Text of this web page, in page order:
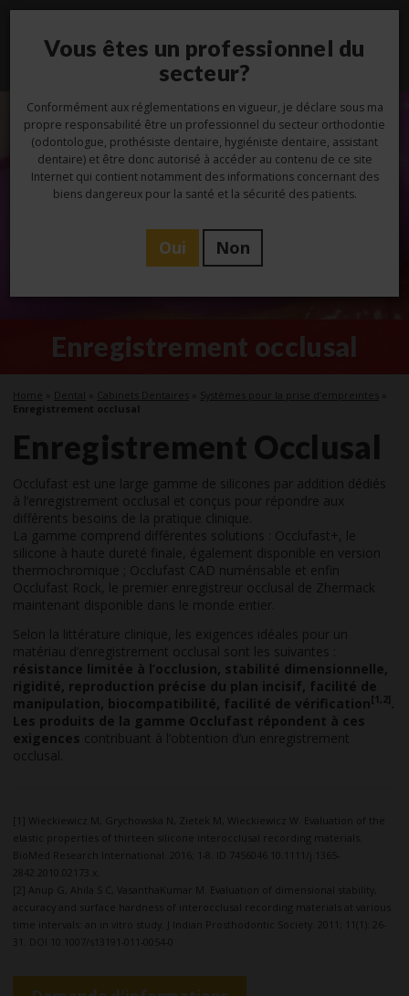
Enregistrement occlusal
Home Dental Cabinets Dentaires Systèmes pour la prise d’empreintes
Enregistrement occlusal
Enregistrement Occlusal
Occlufast est une large gamme de silicones par addition dédiés
à l’enregistrement occlusal et conçus pour répondre aux
différents besoins de la pratique clinique.
La gamme comprend différentes solutions : Occlufast+, le
silicone à haute dureté finale, également disponible en version
thermochromique ; Occlufast CAD numérisable et enfin
Occlufast Rock, le premier enregistreur occlusal de Zhermack
maintenant disponible dans le monde entier.
Selon la littérature clinique, les exigences idéales pour un
matériau d’enregistrement occlusal sont les suivantes :
résistance limitée à l’occlusion, stabilité dimensionnelle,
rigidité, reproduction précise du plan incisif, facilité de
manipulation, biocompatibilité, facilité de vérification[1,2] .
Les produits de la gamme Occlufast répondent à ces
exigences contribuant à l’obtention d’un enregistrement
occlusal.
[1] Wieckiewicz M, Grychowska N, Zietek M, Wieckiewicz W. Evaluation of the
elastic properties of thirteen silicone interocclusal recording materials.
BioMed Research International. 2016; 1-8. ID 7456046 10.1111/j.1365-
2842.2010.02173.x.
[2] Anup G, Ahila S C, VasanthaKumar M. Evaluation of dimensional stability,
accuracy and surface hardness of interocclusal recording materials at various
time intervals: an in vitro study. J Indian Prosthodontic Society. 2011; 11(1): 26-
31. DOI 10.1007/s13191-011-0054-0
Vous êtes un professionnel du
secteur?
Conformément aux réglementations en vigueur, je déclare sous ma
propre responsabilité être un professionnel du secteur orthodontie
(odontologue, prothésiste dentaire, hygiéniste dentaire, assistant
dentaire) et être donc autorisé à accéder au contenu de ce site
Internet qui contient notamment des informations concernant des
biens dangereux pour la santé et la sécurité des patients.
Oui Non